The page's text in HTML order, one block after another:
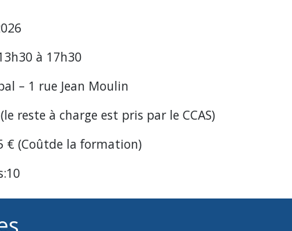
à 17h30
– 1 rue Jean Moulin
reste à charge est pris par le CCAS)
€ (Coûtde la formation)